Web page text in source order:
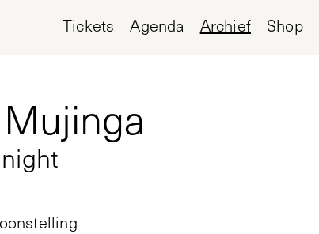
Tickets Agenda Archief Shop